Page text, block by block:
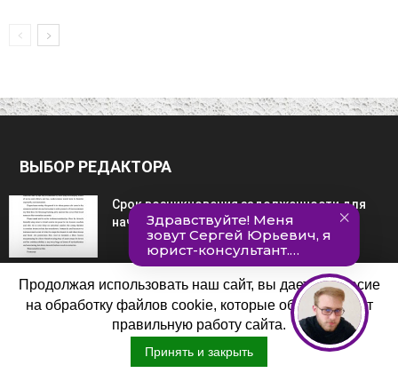
ВЫБОР РЕДАКТОРА
Срок возникновения задолженности для
начисления неустойки по алиментам
Отказ от совместно нажитого имущества
при разводе
Продолжая использовать наш сайт, вы даете согласие
на обработку файлов cookie, которые обеспечивают
правильную работу сайта.
Принять и закрыть